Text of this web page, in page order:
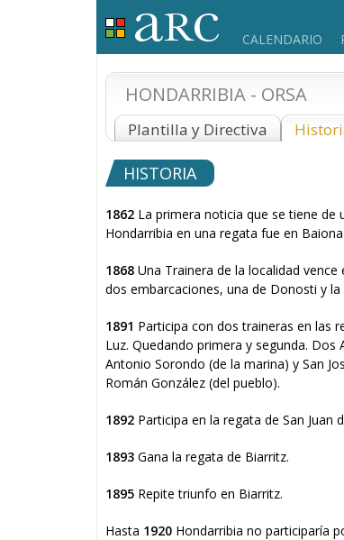
CALENDARIO
HONDARRIBIA - ORSA
Plantilla y Directiva
HISTORIA
1862 La primera noticia que se tiene de
Hondarribia en una regata fue en
1868 Una Trainera de la localidad
dos embarcaciones, una de Donosti y
1891 Participa con dos traineras en las
Luz. Quedando primera y segunda. Dos
Antonio Sorondo (de la marina) y San
Román González (del pueblo).
1892 Participa en la regata de San
1893 Gana la regata de Biarritz.
1895 Repite triunfo en Biarritz.
Hasta 1920 Hondarribia no participaría